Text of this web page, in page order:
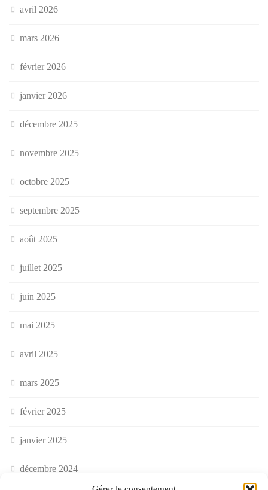
avril 2026
mars 2026
février 2026
janvier 2026
décembre 2025
novembre 2025
octobre 2025
septembre 2025
août 2025
juillet 2025
juin 2025
mai 2025
avril 2025
mars 2025
février 2025
janvier 2025
décembre 2024